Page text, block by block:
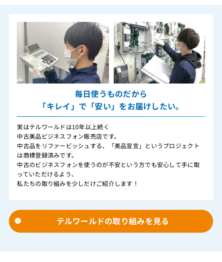
毎日使うものだから
「キレイ」で「安い」をお届けしたい。
実はテルワールドは10年以上続く
中古美品ビジネスフォン販売店です。
中古品をリファービッシュする、「美品宣言」というプロジェクト
は商標登録済みです。
中古のビジネスフォンを使うのが不安という方でも安心して手に取
っていただけるよう、
私たちの取り組みを少しだけご紹介します！
テルワールドの取り組みを見る